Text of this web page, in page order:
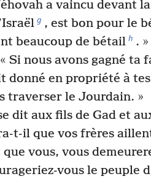
a vaincu devant la
g , est bon pour le
beaucoup de bétail h . »
Si nous avons gagné ta
donné en propriété à
traverser le Jourdain. »
dit aux fils de Gad et
t-il que vos frères
vous, vous
vous le peuple